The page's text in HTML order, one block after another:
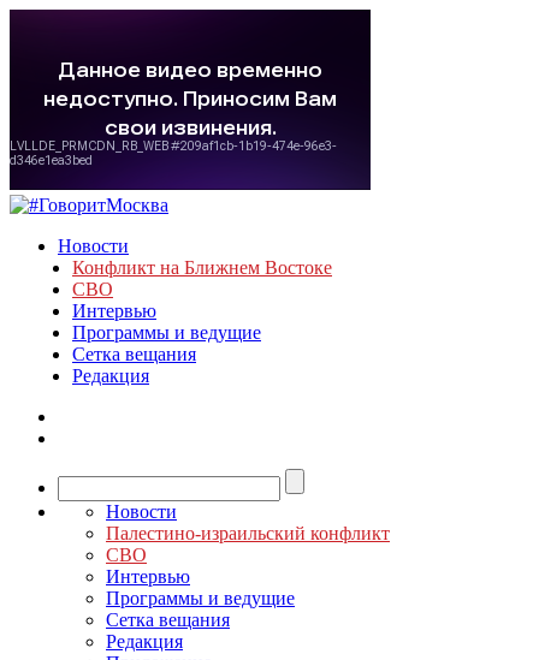
Новости
Конфликт на Ближнем Востоке
СВО
Интервью
Программы и ведущие
Сетка вещания
Редакция
Новости
Палестино-израильский конфликт
СВО
Интервью
Программы и ведущие
Сетка вещания
Редакция